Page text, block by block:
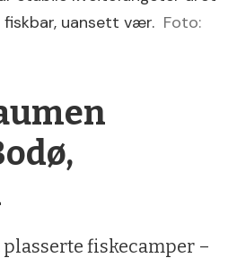
uansett vær. Foto:
plasserte fiskecamper –